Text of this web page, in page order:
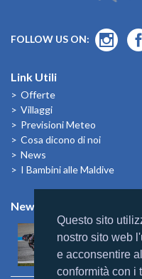
Questo sito
nostro sito web
e acconsentire
conformità con i
FOLLOW US ON:
Link Utili
Offerte
Villaggi
Previsioni Meteo
Cosa dicono di noi
News
I Bambini alle Maldive
News
Leggi altro >